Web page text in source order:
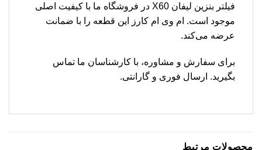
فیلتر بنزین لیفان X60 در فروشگاه ما با کیفیت اصلی
موجود است. ام وی ام کارز این قطعه را با ضمانت
عرضه می‌کند.
برای سفارش و مشاوره، با کارشناسان ما تماس
بگیرید. ارسال فوری و گارانتی.
محصولات مرتبط